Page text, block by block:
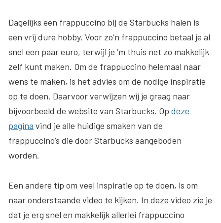
Dagelijks een frappuccino bij de Starbucks halen is
een vrij dure hobby. Voor zo’n frappuccino betaal je al
snel een paar euro, terwijl je ‘m thuis net zo makkelijk
zelf kunt maken. Om de frappuccino helemaal naar
wens te maken, is het advies om de nodige inspiratie
op te doen. Daarvoor verwijzen wij je graag naar
bijvoorbeeld de website van Starbucks. Op deze
pagina vind je alle huidige smaken van de
frappuccino’s die door Starbucks aangeboden
worden.
Een andere tip om veel inspiratie op te doen, is om
naar onderstaande video te kijken. In deze video zie je
dat je erg snel en makkelijk allerlei frappuccino